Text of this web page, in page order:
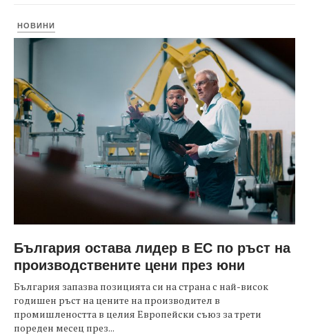
НОВИНИ
България остава лидер в ЕС по ръст на
производствените цени през юни
България запазва позицията си на страна с най-висок
годишен ръст на цените на производител в
промишлеността в целия Европейски съюз за трети
пореден месец през...